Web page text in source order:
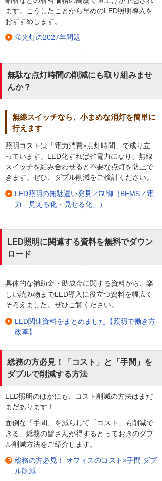
ます。こうしたことから早めのLED照明導入を
おすすめします。
蛍光灯の2027年問題
無駄な点灯時間の削減にも取り組みませ
んか？
無線スイッチなら、小まめな消灯を簡単に
行えます
照明コストは「電力消費×点灯時間」で成り立
っています。LED化すれば省電力になり、無線
スイッチを組み合わせると不要な点灯を防止で
きます。ぜひ、ダブル削減をご検討ください。
LED照明の無駄遣い発見／制御（BEMS／電
力「見える化・見せる化」）
LED照明に関連する資料を無料でダウン
ロード
具体的な補助金・助成金に関する資料から、楽
しい読み物までLED導入に役立つ資料を幅広く
そろえました。ぜひご覧ください。
LED関連資料をまとめました【照明で働き方
改革】
総務の方必見！「コスト」と「手間」を
ダブルで削減する方法
LED照明のほかにも、コスト削減の方法はまだ
まだあります！
面倒な「手間」を減らして「コスト」も削減で
きる、総務の皆さんが得するとっておきのダブ
ル削減方法をご紹介します。
総務の方必見！ オフィスのコスト×手間 ダブ
ル削減